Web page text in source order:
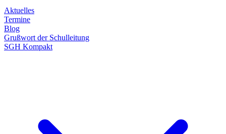
Aktuelles
Termine
Blog
Grußwort der Schulleitung
SGH Kompakt